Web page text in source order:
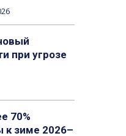
при угрозе
70%
к зиме 2026–